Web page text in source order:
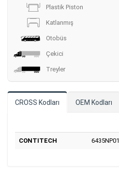
Plastik Piston
Katlanmış
Otobüs
Çekici
Treyler
CROSS Kodları OEM Kodları
CONTITECH 6435NP01